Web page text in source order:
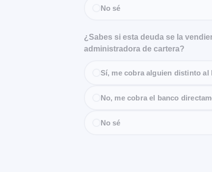
No sé
¿Sabes si esta deuda se la
administradora de cartera?
Sí, me cobra alguien distinto al
No, me cobra el banco
No sé